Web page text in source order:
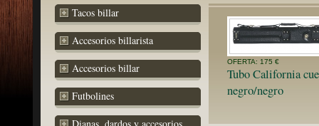
Tacos billar
Accesorios billarista
Accesorios billar
Futbolines
OFERTA: 175 €
Tubo California
negro/negro